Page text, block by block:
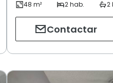
Contactar